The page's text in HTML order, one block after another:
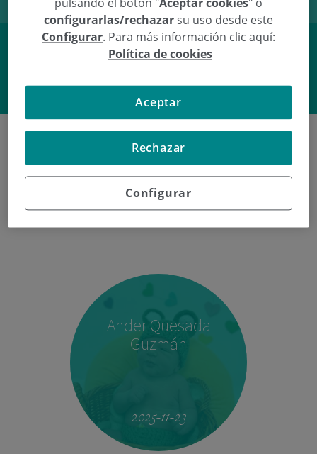
Poliklinika Gipuzkoako azken
jaiotzeak
Ander Quesada
Guzmán
2025-11-23
pulsando el botón "Aceptar cookies" o
configurarlas/rechazarsu uso desde este
Configurar. Para más información clic aquí:
Política de cookies
Configurar
Rechazar
Aceptar